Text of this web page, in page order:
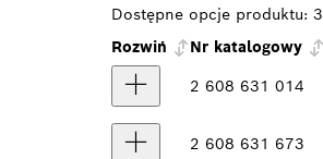
Dostępne opcje produktu: 3
Rozwiń
Nr katalogowy
2 608 631 014
2 608 631 673